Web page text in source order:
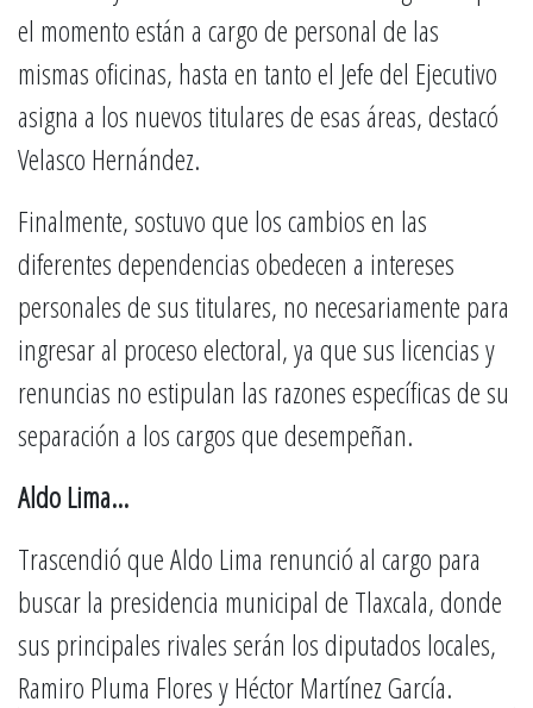
el momento están a cargo de personal de las
mismas oficinas, hasta en tanto el Jefe del Ejecutivo
asigna a los nuevos titulares de esas áreas, destacó
Velasco Hernández.
Finalmente, sostuvo que los cambios en las
diferentes dependencias obedecen a intereses
personales de sus titulares, no necesariamente para
ingresar al proceso electoral, ya que sus licencias y
renuncias no estipulan las razones específicas de su
separación a los cargos que desempeñan.
Aldo Lima…
Trascendió que Aldo Lima renunció al cargo para
buscar la presidencia municipal de Tlaxcala, donde
sus principales rivales serán los diputados locales,
Ramiro Pluma Flores y Héctor Martínez García.